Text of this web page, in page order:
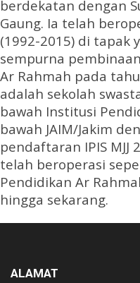
berdekatan dengan
Gaung. Ia telah
(1992-2015) di tapak
sempurna
Ar Rahmah pada
adalah sekolah
bawah Institusi
bawah JAIM/Jakim
pendaftaran IPIS MJJ
telah beroperasi
Pendidikan Ar
hingga sekarang.
ALAMAT